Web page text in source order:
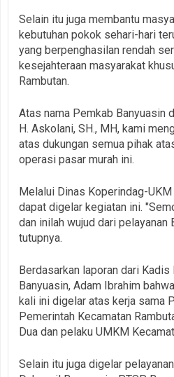
Selain itu juga membantu
kebutuhan pokok sehari-hari
yang berpenghasilan rendah
kesejahteraan masyarakat
Rambutan.
Atas nama Pemkab Banyuasin
H. Askolani, SH., MH, kami
atas dukungan semua pihak
operasi pasar murah ini.
Melalui Dinas Koperindag-
dapat digelar kegiatan ini.
dan inilah wujud dari pelayanan
tutupnya.
Berdasarkan laporan dari
Banyuasin, Adam Ibrahim
kali ini digelar atas kerja sama
Pemerintah Kecamatan
Dua dan pelaku UMKM
Selain itu juga digelar